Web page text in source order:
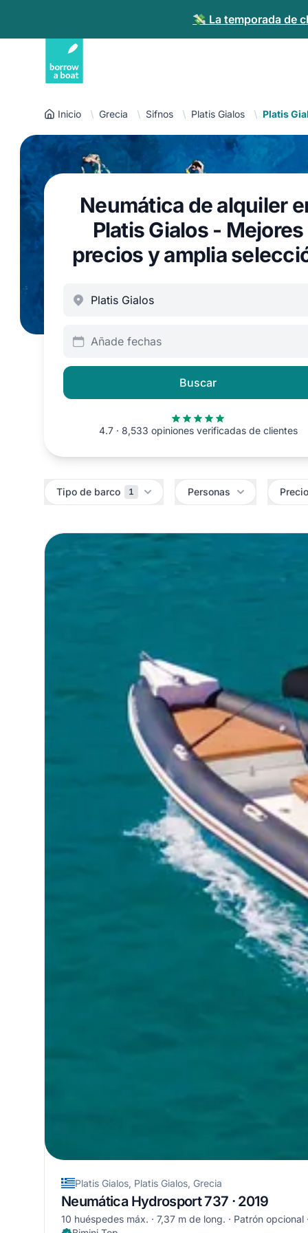
💸 La temporada de
Inicio Grecia Sifnos Platis Gialos Platis
Neumática de alquiler
Platis Gialos - Mejores
precios y amplia
Añade fechas
Buscar
4.7 · 8,533 opiniones verificadas de clientes
Tipo de barco 1 Personas Precio
Platis Gialos, Platis Gialos, Grecia
Neumática Hydrosport 737 · 2019
10 huéspedes máx. 7,37 m de long. Patrón opcional